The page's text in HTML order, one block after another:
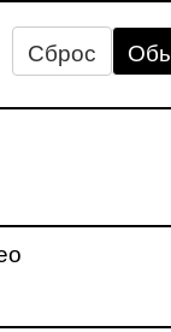
Сброс